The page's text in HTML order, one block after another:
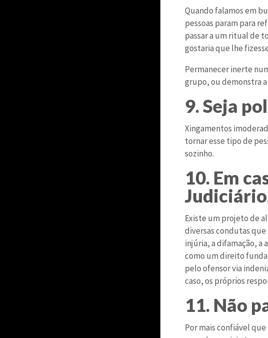
Quando falamos em
pessoas param para
passar a um ritual de
gostaria que lhe
Permanecer inerte
grupo, ou demonstra
9. Seja
Xingamentos
tornar esse tipo de
sozinho.
10. Em
Existe um projeto de
diversas condutas
injúria, a difamação, a
como um direito
pelo ofensor via
caso, os próprios
11. Não
Por mais confiável